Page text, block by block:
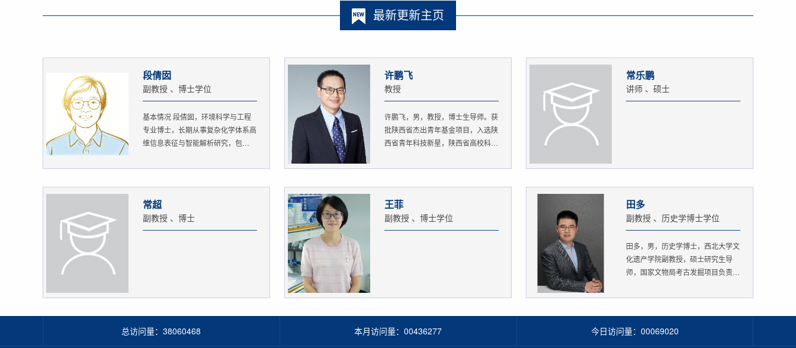
最新更新主页
段倩囡
副教授 、博士学位
基本情况 段倩囡，环境科学与工程
专业博士，长期从事复杂化学体系高
维信息表征与智能解析研究，包
许鹏飞
教授
许鹏飞，男，教授，博士生导师。获
批陕西省杰出青年基金项目，入选陕
西省青年科技新星，陕西省高校科
常乐鹏
讲师 、硕士
常超
副教授 、博士
王菲
副教授 、博士学位
田多
副教授 、历史学博士学位
田多，男，历史学博士，西北大学文
化遗产学院副教授，硕士研究生导
师，国家文物局考古发掘项目负责
总访问量： 38060468 本月访问量： 00436277 今日访问量： 00069020